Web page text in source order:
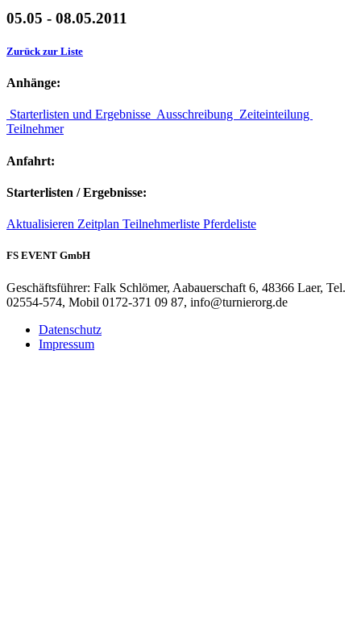
05.05 - 08.05.2011
Zurück zur Liste
Anhänge:
Starterlisten und Ergebnisse Ausschreibung Zeiteinteilung
Teilnehmer
Anfahrt:
Starterlisten / Ergebnisse:
Aktualisieren Zeitplan Teilnehmerliste Pferdeliste
FS EVENT GmbH
Geschäftsführer: Falk Schlömer, Aabauerschaft 6, 48366 Laer, Tel.
02554-574, Mobil 0172-371 09 87, info@turnierorg.de
Datenschutz
Impressum